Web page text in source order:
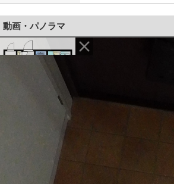
動画・パノラマ